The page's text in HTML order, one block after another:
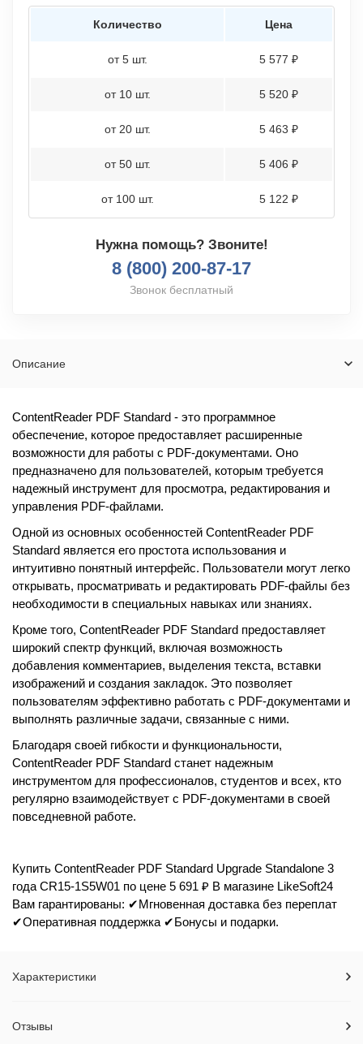
Количество Цена
от 5 шт. 5 577 ₽
от 10 шт. 5 520 ₽
от 20 шт. 5 463 ₽
от 50 шт. 5 406 ₽
от 100 шт. 5 122 ₽
Нужна помощь? Звоните!
8 (800) 200-87-17
Звонок бесплатный
Описание
ContentReader PDF Standard - это программное
обеспечение, которое предоставляет расширенные
возможности для работы с PDF-документами. Оно
предназначено для пользователей, которым требуется
надежный инструмент для просмотра, редактирования и
управления PDF-файлами.
Одной из основных особенностей ContentReader PDF
Standard является его простота использования и
интуитивно понятный интерфейс. Пользователи могут легко
открывать, просматривать и редактировать PDF-файлы без
необходимости в специальных навыках или знаниях.
Кроме того, ContentReader PDF Standard предоставляет
широкий спектр функций, включая возможность
добавления комментариев, выделения текста, вставки
изображений и создания закладок. Это позволяет
пользователям эффективно работать с PDF-документами и
выполнять различные задачи, связанные с ними.
Благодаря своей гибкости и функциональности,
ContentReader PDF Standard станет надежным
инструментом для профессионалов, студентов и всех, кто
регулярно взаимодействует с PDF-документами в своей
повседневной работе.
Купить ContentReader PDF Standard Upgrade Standalone 3
года CR15-1S5W01 по цене 5 691 ₽ В магазине LikeSoft24
Вам гарантированы: ✔Мгновенная доставка без переплат
✔Оперативная поддержка ✔Бонусы и подарки.
Характеристики
Отзывы